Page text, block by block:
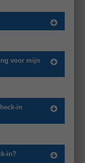
voor mijn
in
in?